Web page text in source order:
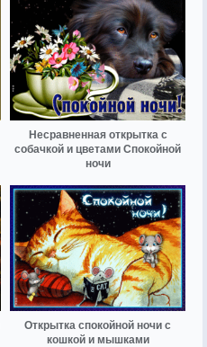
Несравненная открытка с
собачкой и цветами Спокойной
ночи
Открытка спокойной ночи с
кошкой и мышками